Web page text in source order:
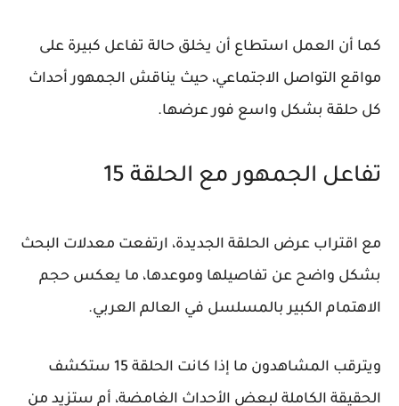
كما أن العمل استطاع أن يخلق حالة تفاعل كبيرة على
مواقع التواصل الاجتماعي، حيث يناقش الجمهور أحداث
كل حلقة بشكل واسع فور عرضها.
تفاعل الجمهور مع الحلقة 15
مع اقتراب عرض الحلقة الجديدة، ارتفعت معدلات البحث
بشكل واضح عن تفاصيلها وموعدها، ما يعكس حجم
الاهتمام الكبير بالمسلسل في العالم العربي.
ويترقب المشاهدون ما إذا كانت الحلقة 15 ستكشف
الحقيقة الكاملة لبعض الأحداث الغامضة، أم ستزيد من